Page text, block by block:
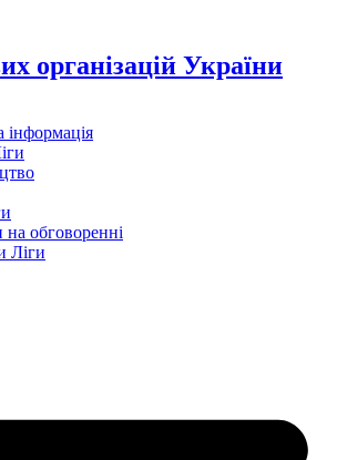
організацій України
інформація
обговоренні
Ліги